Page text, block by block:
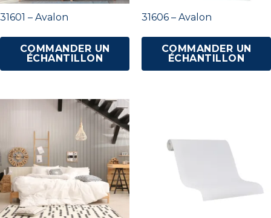
31601 – Avalon
COMMANDER UN
ÉCHANTILLON
31606 – Avalon
COMMANDER UN
ÉCHANTILLON